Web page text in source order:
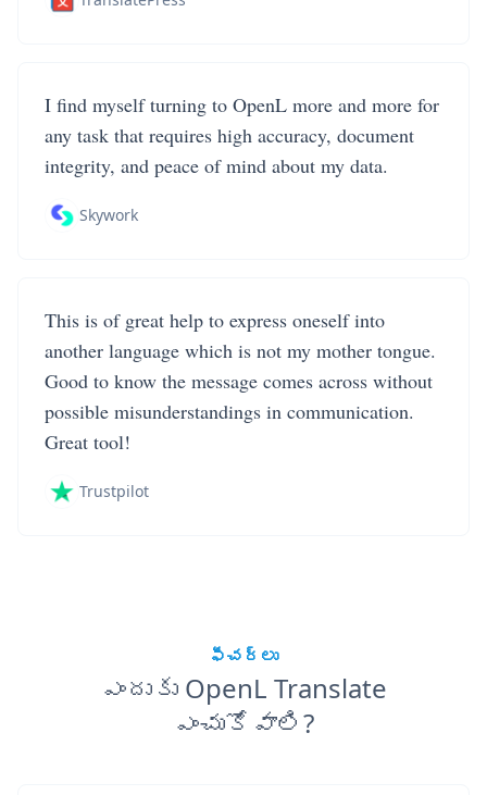
I find myself turning to OpenL more and more for
any task that requires high accuracy, document
integrity, and peace of mind about my data.
Skywork
This is of great help to express oneself into
another language which is not my mother tongue.
Good to know the message comes across without
possible misunderstandings in communication.
Great tool!
Trustpilot
ఫీచర్లు
ఎందుకు OpenL Translate
ఎంచుకోవాలి?